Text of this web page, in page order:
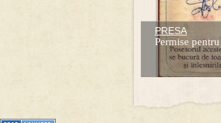
PRESA
Permise
Prima mea
Averea